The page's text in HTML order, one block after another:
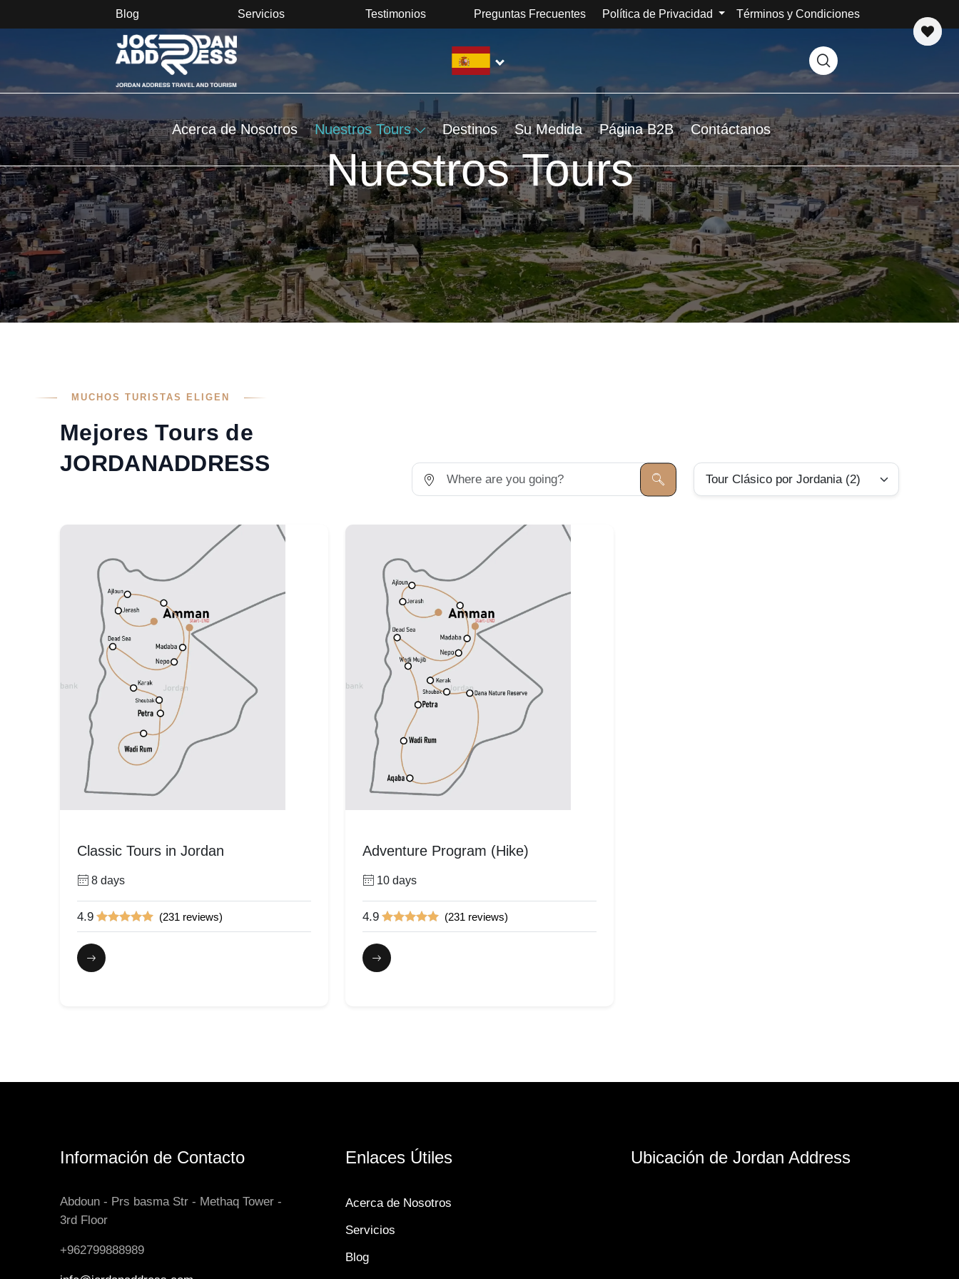
Blog Servicios Testimonios Preguntas Frecuentes Política de Privacidad Términos y Condiciones
Acerca de Nosotros Nuestros Tours Destinos Su Medida Página B2B Contáctanos
Nuestros Tours
MUCHOS TURISTAS ELIGEN
Mejores Tours de
JORDANADDRESS
Tour Clásico por Jordania (2)
Classic Tours in Jordan
8 days
4.9 (231 reviews)
Adventure Program (Hike)
10 days
4.9 (231 reviews)
Información de Contacto
Abdoun - Prs basma Str - Methaq Tower -
3rd Floor
+962799888989
Enlaces Útiles
Acerca de Nosotros
Servicios
Blog
Ubicación de Jordan Address